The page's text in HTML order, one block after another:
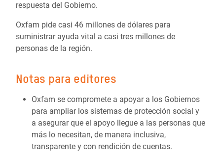
respuesta del Gobierno.
Oxfam pide casi 46 millones de dólares para
suministrar ayuda vital a casi tres millones de
personas de la región.
Notas para editores
Oxfam se compromete a apoyar a los Gobiernos
para ampliar los sistemas de protección social y
a asegurar que el apoyo llegue a las personas que
más lo necesitan, de manera inclusiva,
transparente y con rendición de cuentas.